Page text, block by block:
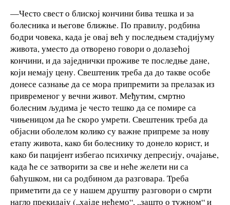
—Често свест о блиској кончини бива тешка и за
болесника и његове ближње. По правилу, родбина
бодри човека, када је овај већ у последњем стадијуму
живота, уместо да отворено говори о долазећој
кончини, и да заједнички проживе те последње дане,
који немају цену. Свештеник треба да до такве особе
донесе сазнање да се мора припремити за прелазак из
привременог у вечни живот. Међутим, смртно
болесним људима је често тешко да се помире са
чињеницом да ће скоро умрети. Свештеник треба да
објасни оболелом колико су важне припреме за нову
етапу живота, како би болеснику то донело корист, и
како би пацијент избегао психичку депресију, очајање,
када ће се затворити за све и неће желети ни са
баћушком, ни са родбином да разговара. Треба
приметити да се у нашем друштву разговори о смрти
нагло прекидају („хајде нећемо“, „зашто о тужном“ и